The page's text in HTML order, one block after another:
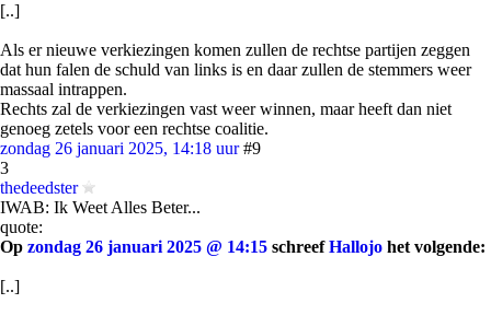
[..]
Als er nieuwe verkiezingen komen zullen de rechtse partijen zeggen
dat hun falen de schuld van links is en daar zullen de stemmers weer
massaal intrappen.
Rechts zal de verkiezingen vast weer winnen, maar heeft dan niet
genoeg zetels voor een rechtse coalitie.
zondag 26 januari 2025, 14:18 uur #9
3
thedeedster
IWAB: Ik Weet Alles Beter...
quote:
Op zondag 26 januari 2025 @ 14:15 schreefHallojo het volgende:
[..]